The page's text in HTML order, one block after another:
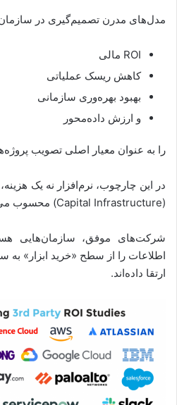
مدل‌های مدرن تصمیم‌گیری در
ROI مالی
کاهش ریسک عملیاتی
بهبود بهره‌وری سازمانی
و ارزش داده‌محور
را به عنوان معیار اصلی تصویب
در این چارچوب، نرم‌افزار نه یک
(Capital Infrastructure) محسوب می‌شود.
شرکت‌های موفق، سازمان‌هایی
اطلاعات را از سطح «خرید ابزار»
ارتقا داده‌اند.